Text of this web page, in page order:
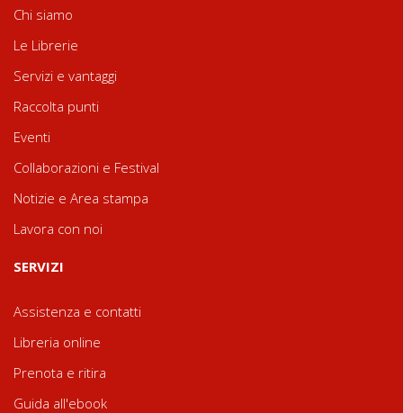
Chi siamo
Le Librerie
Servizi e vantaggi
Raccolta punti
Eventi
Collaborazioni e Festival
Notizie e Area stampa
Lavora con noi
SERVIZI
Assistenza e contatti
Libreria online
Prenota e ritira
Guida all'ebook